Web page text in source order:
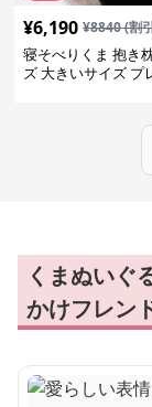
¥6,190 ¥8840(割
寝そべりくま 抱き
ズ 大きいサイズ プ
くまぬいぐ
かけフレン